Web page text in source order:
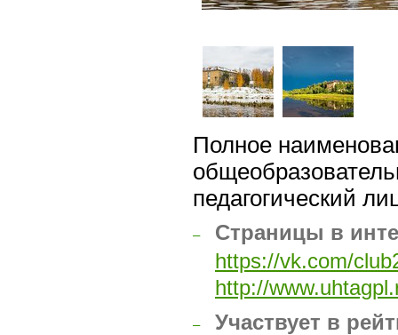
Полное
педагогический
–
Страницы в
https://vk.com/
http://
–
Участвует в